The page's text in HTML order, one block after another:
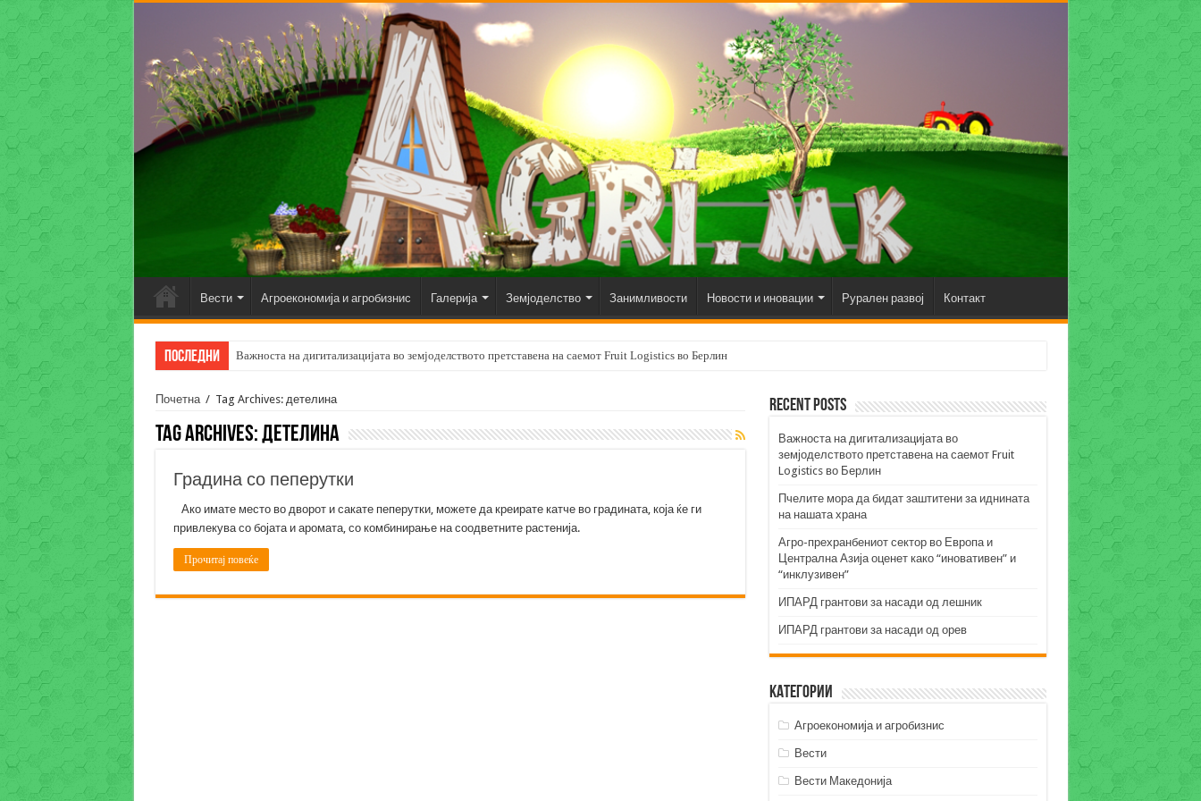
Вести Агроекономија и агробизнис Галерија Земјоделство Занимливости Новости и иновации Рурален развој Контакт
Последни Важноста на дигитализацијата во земјоделството претставена на саемот Fruit Logistics во Берлин
Почетна / Tag Archives: детелина
Tag Archives:детелина
Градина со пеперутки
Ако имате место во дворот и сакате пеперутки, можете да креирате катче во градината, која ќе ги
привлекува со бојата и аромата, со комбинирање на соодветните растенија.
Прочитај повеќе
Recent Posts
Важноста на дигитализацијата во
земјоделството претставена на саемот Fruit
Logistics во Берлин
Пчелите мора да бидат заштитени за иднината
на нашата храна
Агро-прехранбениот сектор во Европа и
Централна Азија оценет како “иновативен” и
“инклузивен”
ИПАРД грантови за насади од лешник
ИПАРД грантови за насади од орев
Категории
Агроекономија и агробизнис
Вести
Вести Македонија